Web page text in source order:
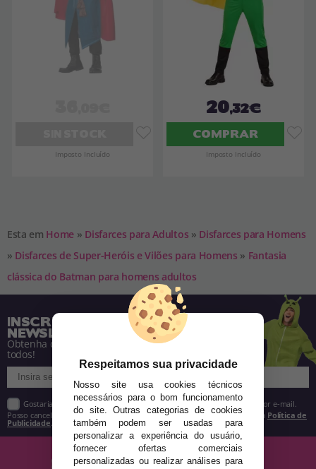
Imposto Incluído
20,32€
COMPRAR
Imposto Incluído
Esta em Home » Disfarces para Adultos » Disfarces para Homens
» Disfarces de Super-Heróis e Vilões para Homens » Fantasia
clássica do Batman para homens adultos
INSCREVA-SE NA NOSSA
NEWSLETTER
Obtenha descontos e saiba de tudo antes de
todos!
Gostaria de receber descontos exclusivos, novidades e tendências por e-mail.
Posso cancelar a inscrição a qualquer momento, conforme estipulado na Política de
Publicidade
Respeitamos sua privacidade
Nosso site usa cookies técnicos
necessários para o bom funcionamento
do site. Outras categorias de cookies
também podem ser usadas para
personalizar a experiência do usuário,
fornecer ofertas comerciais
personalizadas ou realizar análises para